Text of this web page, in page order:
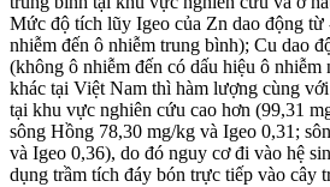
Mức độ tích lũy Igeo của Zn dao động từ
nhiễm đến ô nhiễm trung bình); Cu dao
(không ô nhiễm đến có dấu hiệu ô nhiễm
khác tại Việt Nam thì hàm lượng cùng
tại khu vực nghiên cứu cao hơn (99,31
sông Hồng 78,30 mg/kg và Igeo 0,31;
và Igeo 0,36), do đó nguy cơ đi vào hệ
dụng trầm tích đáy bón trực tiếp vào cây